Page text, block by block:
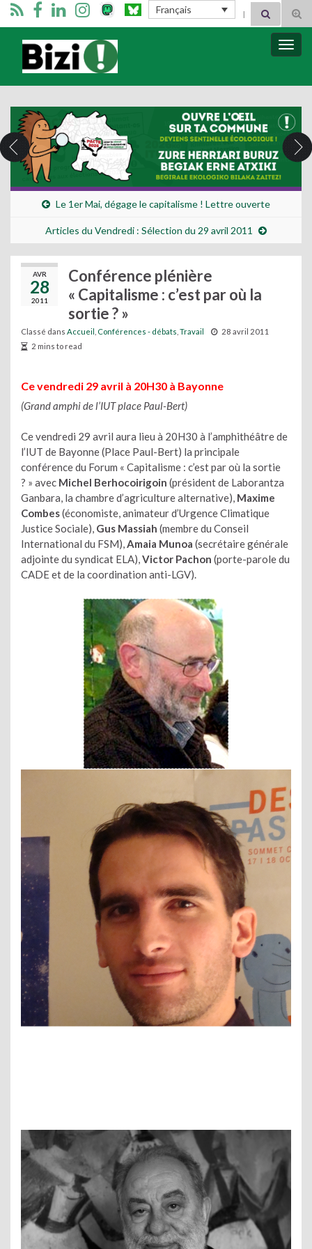
Français Search for:
Bizimugi
Le 1er Mai, dégage le capitalisme ! Lettre ouverte
Articles du Vendredi : Sélection du 29 avril 2011
AVR
28
2011
Conférence plénière
« Capitalisme : c’est par où la
sortie ? »
Classé dans Accueil Conférences - débats Travail
28 avril 2011
2 mins to read
Ce vendredi 29 avril à 20H30 à Bayonne
(Grand amphi de l’IUT place Paul-Bert)
Ce vendredi 29 avril aura lieu à 20H30 à l’amphithéâtre de
l’IUT de Bayonne (Place Paul-Bert) la principale
conférence du Forum « Capitalisme : c’est par où la sortie
? » avec Michel Berhocoirigoin (président de Laborantza
Ganbara, la chambre d’agriculture alternative), Maxime
Combes(économiste, animateur d’Urgence Climatique
Justice Sociale), Gus Massiah (membre du Conseil
International du FSM),Amaia Munoa (secrétaire générale
adjointe du syndicat ELA),Victor Pachon (porte-parole du
CADE et de la coordination anti-LGV).